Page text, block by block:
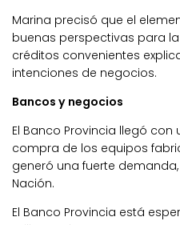
Marina precisó que el
buenas perspectivas para
créditos convenientes
intenciones de negocios.
Bancos y negocios
El Banco Provincia llegó con
compra de los equipos
generó una fuerte
Nación.
El Banco Provincia está